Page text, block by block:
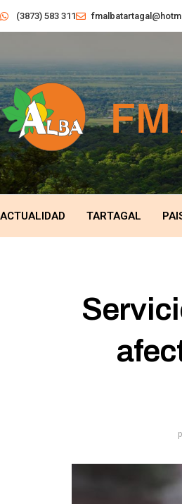
(3873) 583 311
ACTUALIDAD TARTAGAL